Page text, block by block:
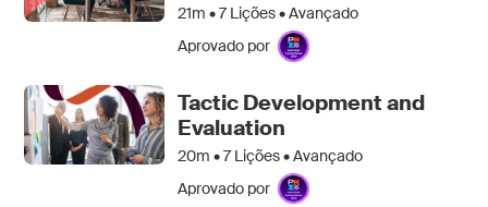
21m •7Lições • Avançado
Aprovado por
Tactic Development and
Evaluation
20m •7Lições • Avançado
Aprovado por